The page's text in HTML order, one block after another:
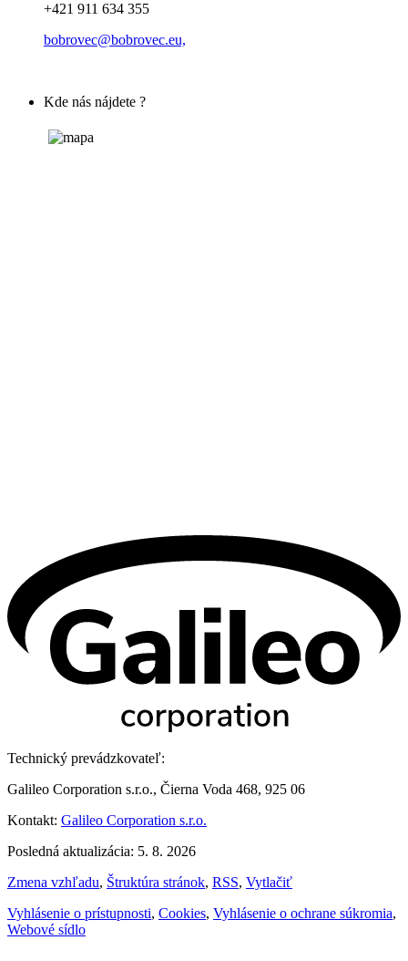
+421 911 634 355
bobrovec@bobrovec.eu,
Kde nás nájdete ?
Technický prevádzkovateľ:
Galileo Corporation s.r.o., Čierna Voda 468, 925 06
Kontakt: Galileo Corporation s.r.o.
Posledná aktualizácia: 5. 8. 2026
Zmena vzhľadu, Štruktúra stránok, RSS, Vytlačiť
Vyhlásenie o prístupnosti, Cookies, Vyhlásenie o ochrane súkromia,
Webové sídlo